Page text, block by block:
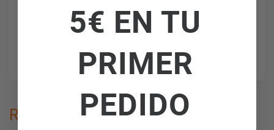
Posición y capacidad del
depósito condensación
Panel left recycled, 5.28
4 patas ajustables
Rendimiento
5€ EN TU
PRIMER
PEDIDO